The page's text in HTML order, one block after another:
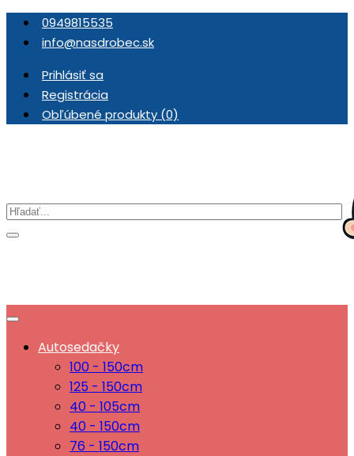
0949815535
info@nasdrobec.sk
Prihlásiť sa
Registrácia
Obľúbené produkty (0)
Autosedačky
100 - 150cm
125 - 150cm
40 - 105cm
40 - 150cm
76 - 150cm